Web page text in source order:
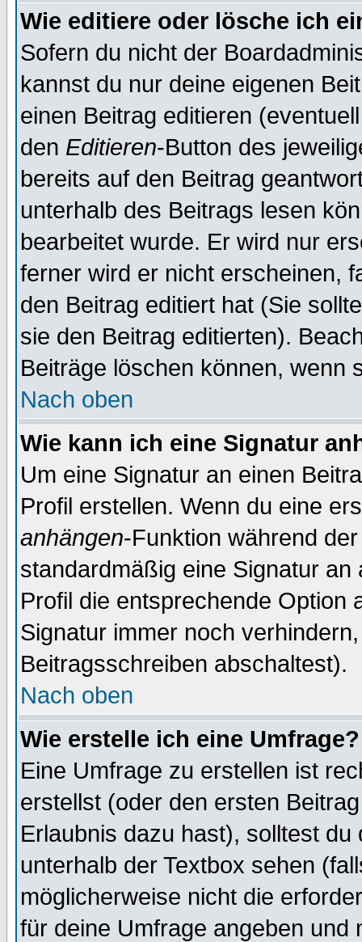
Wie editiere oder lösche ich
Sofern du nicht der
kannst du nur deine eigenen
einen Beitrag editieren
den Editieren-Button des
bereits auf den Beitrag
unterhalb des Beitrags lesen
bearbeitet wurde. Er wird nur
ferner wird er nicht erscheinen,
den Beitrag editiert hat (Sie
sie den Beitrag editierten).
Beiträge löschen können, wenn
Nach oben
Wie kann ich eine Signatur
Um eine Signatur an einen
Profil erstellen. Wenn du eine
anhängen-Funktion während
standardmäßig eine Signatur
Profil die entsprechende Option
Signatur immer noch
Beitragsschreiben abschaltest).
Nach oben
Wie erstelle ich eine Umfrage?
Eine Umfrage zu erstellen ist
erstellst (oder den ersten
Erlaubnis dazu hast), solltest
unterhalb der Textbox sehen
möglicherweise nicht die
für deine Umfrage angeben und